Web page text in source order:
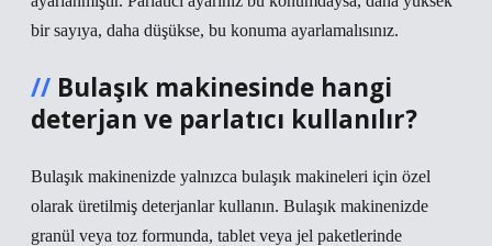
bir sayıya, daha düşükse, bu konuma ayarlamalısınız.
Bulaşık makinesinde hangi
deterjan ve parlatıcı kullanılır?
Bulaşık makinenizde yalnızca bulaşık makineleri için özel
olarak üretilmiş deterjanlar kullanın. Bulaşık makinenizde
granül veya toz formunda, tablet veya jel paketlerinde